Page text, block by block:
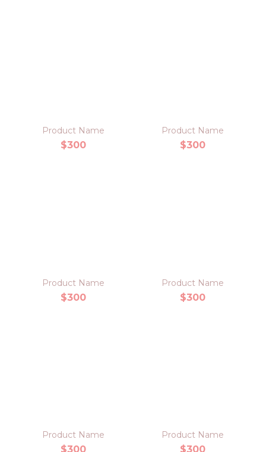
Product Name
$300
Product Name
$300
Product Name
$300
Product Name
$300
Product Name
$300
Product Name
$300